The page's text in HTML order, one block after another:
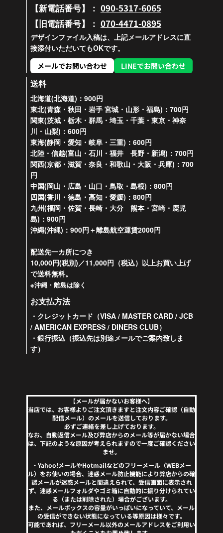
【新電話番号】： 090-5317-6065
【旧電話番号】： 070-4471-0895
デザインファイル入稿は、上記メールアドレスに直
接添付いただいてもOKです。
メールでお問い合わせ
LINEでお問い合わせ
送料
北海道(北海道)：900円
東北(青森・秋田・岩手 宮城・山形・福島)：700円
関東(茨城・栃木・群馬・埼玉・千葉・東京・神奈
川・山梨)：600円
東海(静岡・愛知・岐阜・三重)：600円
北陸・信越(富山・石川・福井 長野・新潟)：700円
関西(京都・滋賀・奈良・和歌山・大阪・兵庫)：700
円
中国(岡山・広島・山口・鳥取・島根)：800円
四国(香川・徳島・高知・愛媛)：800円
九州(福岡・佐賀・長崎・大分 熊本・宮崎・鹿児
島)：900円
沖縄(沖縄)：900円＋離島航空運賃2000円
配送先一カ所につき
10,000円(税別)／11,000円（税込）以上お買い上げ
で送料無料。
※沖縄・離島は除く
お支払方法
・クレジットカード（VISA / MASTER CARD / JCB
/ AMERICAN EXPRESS / DINERS CLUB）
・銀行振込（振込先は別途メールでご案内致しま
す）
【メールが届かないお客様へ】
当店では、お客様よりご注文頂きますと注文内容ご確認（自動
配信メール）のメールを送信しております。
必ずご連絡を差し上げております。
なお、自動返信メール及び弊店からのメール等が届かない場合
は、下記のような原因が考えられますので一度ご確認ください
ませ。
・Yahoo!メールやHotmailなどのフリーメール（WEBメー
ル）をお使いの場合、迷惑メール防止機能により弊店からの確
認メールが迷惑メールと間違えられて、受信画面に表示され
ず、迷惑メールフォルダやゴミ箱に自動的に振り分けられてい
る（または削除された）場合がございます。
また、メールボックスの容量がいっぱいになっていて、メール
の受信ができない状態になっている等原因は様々です。
可能であれば、フリーメール以外のメールアドレスをご利用い